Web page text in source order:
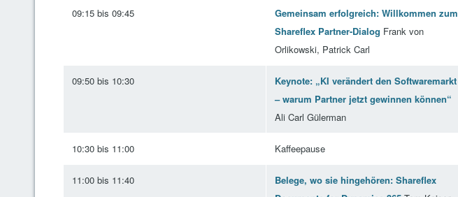
09:15 bis 09:45
Gemeinsam erfolgreich: Willkommen zum
Shareflex Partner-Dialog Frank von
Orlikowski, Patrick Carl
09:50 bis 10:30
Keynote: „KI verändert den Softwaremarkt
– warum Partner jetzt gewinnen können“
Ali Carl Gülerman
10:30 bis 11:00 Kaffeepause
11:00 bis 11:40
Belege, wo sie hingehören: Shareflex